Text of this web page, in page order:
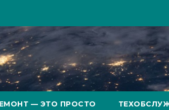
— ЭТО ПРОСТО